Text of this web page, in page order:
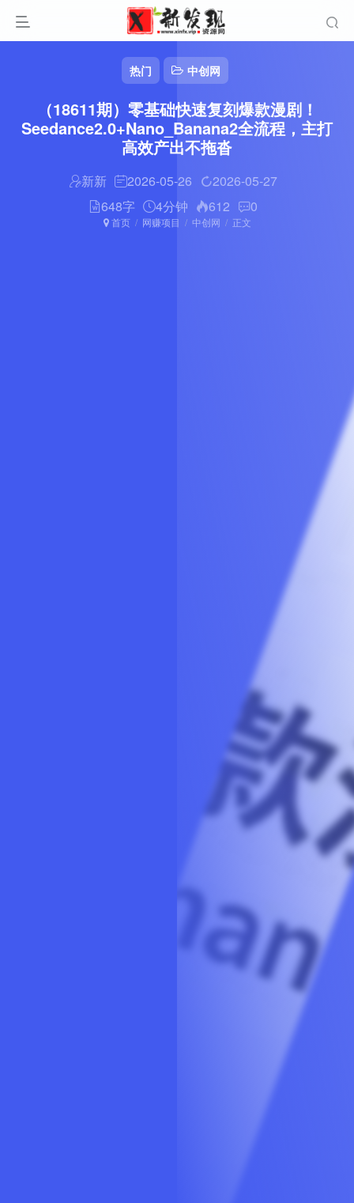
热门 中创网
（18611期）零基础快速复刻爆款漫剧！
Seedance2.0+Nano_Banana2全流程，主打
高效产出不拖沓
新新 2026-05-26
2026-05-27
648字
4分钟 612 0
首页 网赚项目 中创网 正文